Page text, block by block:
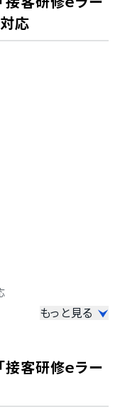
応
もっと見る
接客研修ｅラー